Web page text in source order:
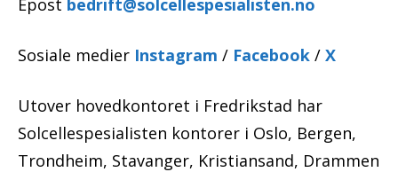
Epost bedrift@solcellespesialisten.no
Sosiale medier Instagram / Facebook / X
Utover hovedkontoret i Fredrikstad har
Solcellespesialisten kontorer i Oslo, Bergen,
Trondheim, Stavanger, Kristiansand, Drammen